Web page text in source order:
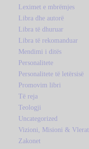
Leximet e mbrëmjes
Libra dhe autorë
Libra të dhuruar
Libra të rekomanduar
Mendimi i ditës
Personalitete
Personalitete të letërsisë
Promovim libri
Të reja
Teologji
Uncategorized
Vizioni, Misioni & Vlerat
Zakonet